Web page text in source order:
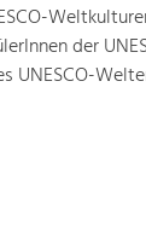
der
UNESCO-